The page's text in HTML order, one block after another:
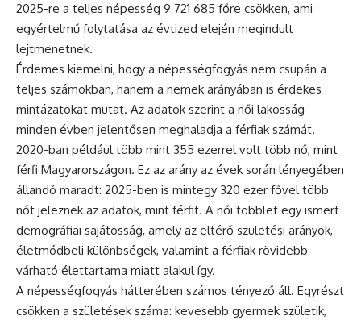
2025-re a teljes népesség 9 721 685 főre csökken, ami
egyértelmű folytatása az évtized elején megindult
lejtmenetnek.
Érdemes kiemelni, hogy a népességfogyás nem csupán a
teljes számokban, hanem a nemek arányában is érdekes
mintázatokat mutat. Az adatok szerint a női lakosság
minden évben jelentősen meghaladja a férfiak számát.
2020-ban például több mint 355 ezerrel volt több nő, mint
férfi Magyarországon. Ez az arány az évek során lényegében
állandó maradt: 2025-ben is mintegy 320 ezer fővel több
nőt jeleznek az adatok, mint férfit. A női többlet egy ismert
demográfiai sajátosság, amely az eltérő születési arányok,
életmódbeli különbségek, valamint a férfiak rövidebb
várható élettartama miatt alakul így.
A népességfogyás hátterében számos tényező áll. Egyrészt
csökken a születések száma: kevesebb gyermek születik,